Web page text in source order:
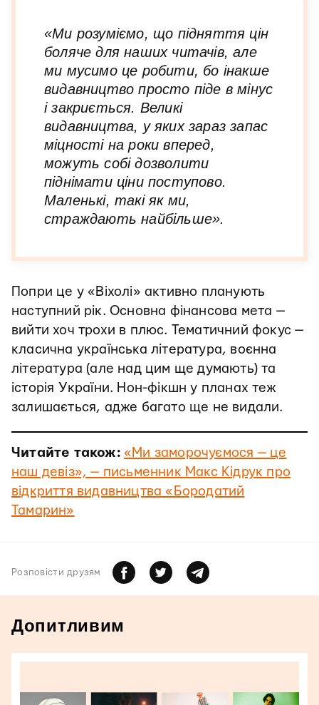
«Ми розуміємо, що підняття цін
боляче для наших читачів, але
ми мусимо це робити, бо інакше
видавництво просто піде в мінус
і закриється. Великі
видавництва, у яких зараз запас
міцності на роки вперед,
можуть собі дозволити
піднімати ціни поступово.
Маленькі, такі як ми,
страждають найбільше».
Попри це у «Віхолі» активно планують
наступний рік. Основна фінансова мета —
вийти хоч трохи в плюс. Тематичний фокус —
класична українська література, воєнна
література (але над цим ще думають) та
історія України. Нон-фікшн у планах теж
залишається, адже багато ще не видали.
Читайте також: «Ми заморочуємося — це
наш девіз», — письменник Макс Кідрук про
відкриття видавництва «Бородатий
Тамарин»
Розповiсти друзям
Допитливим